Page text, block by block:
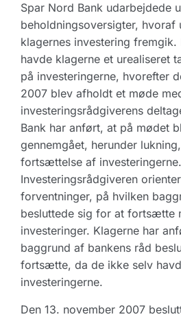
Spar Nord Bank udarbejdede
beholdningsoversigter, hvoraf
klagernes investering
havde klagerne et urealiseret
på investeringerne, hvorefter
2007 blev afholdt et møde
investeringsrådgiverens
Bank har anført, at på mødet
gennemgået, herunder
fortsættelse af investeringerne.
Investeringsrådgiveren
forventninger, på hvilken
besluttede sig for at fortsætte
investeringer. Klagerne har
baggrund af bankens råd
fortsætte, da de ikke selv
investeringerne.
Den 13. november 2007